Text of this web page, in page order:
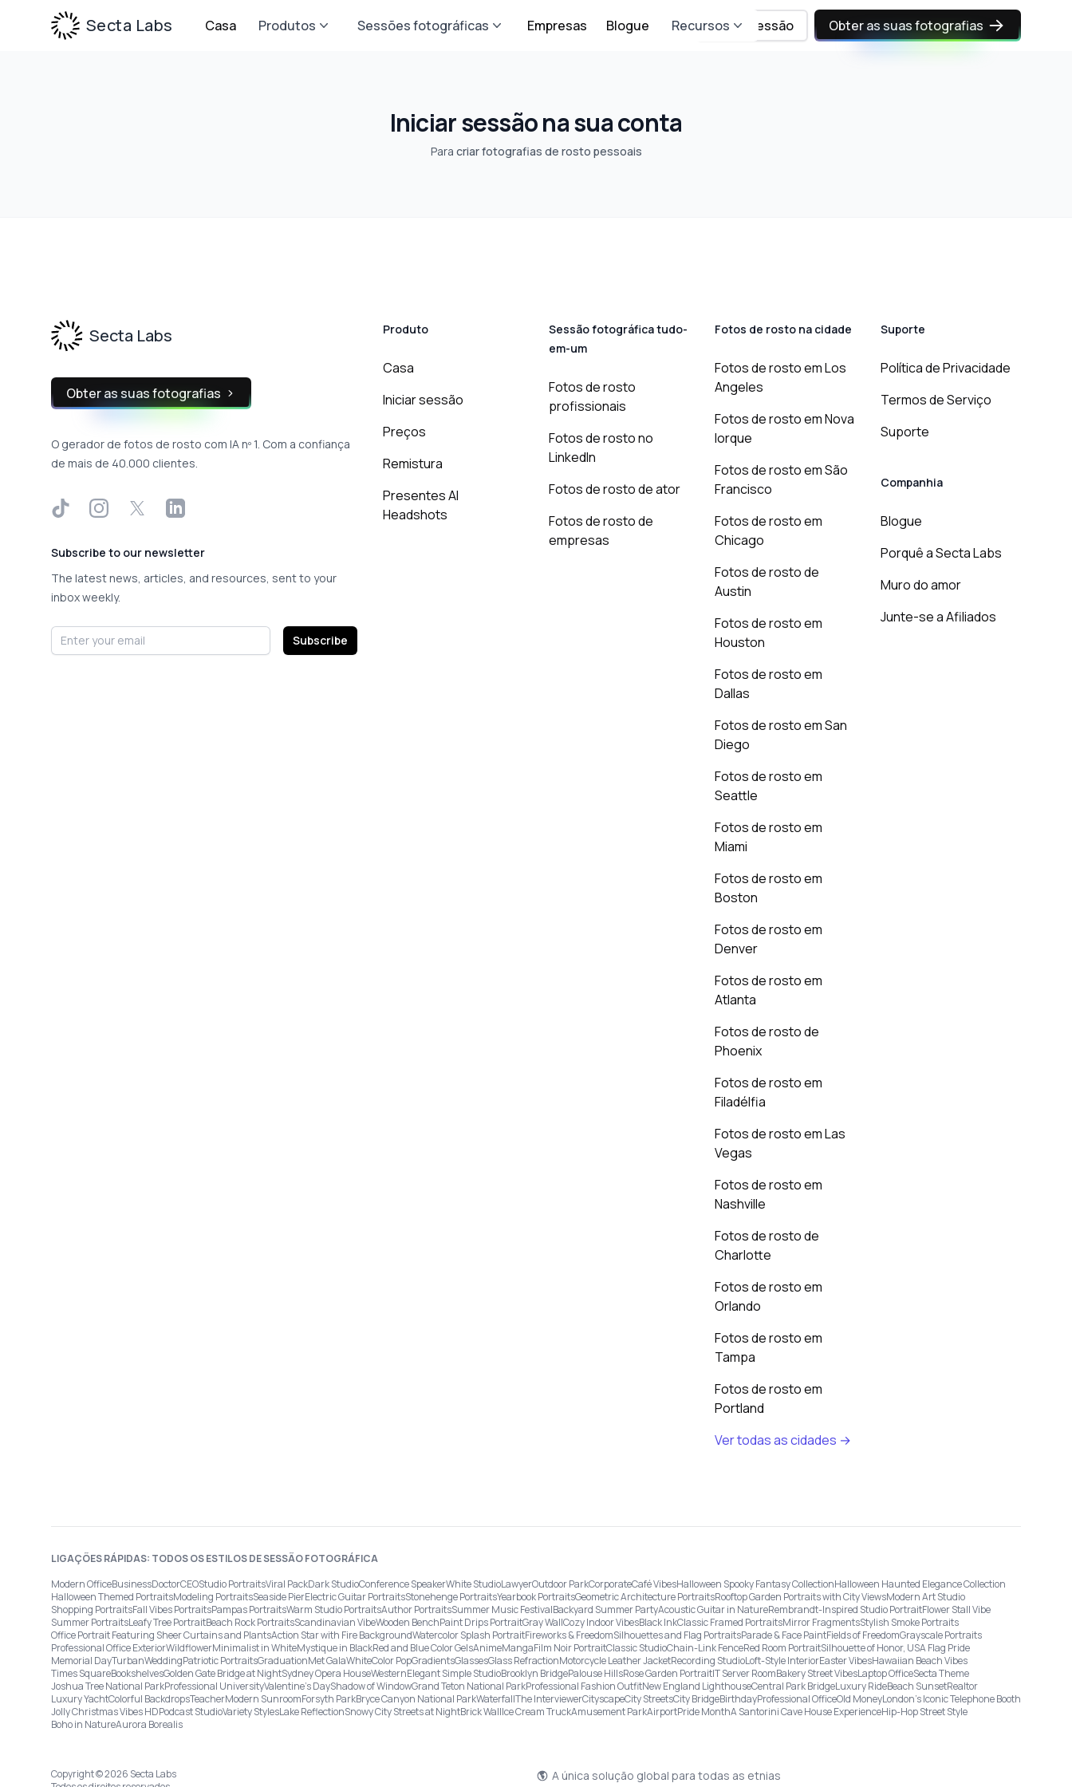
Secta Labs Casa Produtos Sessões fotográficas Empresas Blogue RecursosIniciar sessão Obter as suas fotografias
Iniciar sessão na sua conta
Para criar fotografias de rosto pessoais
Secta Labs
Obter as suas fotografias
O gerador de fotos de rosto com IA nº 1. Com a confiança
de mais de 40.000 clientes.
TikTokInstagram
X LinkedIn
Subscribe to our newsletter
The latest news, articles, and resources, sent to your
inbox weekly.
Email address Subscribe
Produto
Casa
Iniciar sessão
Preços
Remistura
Presentes AI
Headshots
Sessão fotográfica tudo-
em-um
Fotos de rosto
profissionais
Fotos de rosto no
LinkedIn
Fotos de rosto de ator
Fotos de rosto de
empresas
Fotos de rosto na cidade
Fotos de rosto em Los
Angeles
Fotos de rosto em Nova
Iorque
Fotos de rosto em São
Francisco
Fotos de rosto em
Chicago
Fotos de rosto de
Austin
Fotos de rosto em
Houston
Fotos de rosto em
Dallas
Fotos de rosto em San
Diego
Fotos de rosto em
Seattle
Fotos de rosto em
Miami
Fotos de rosto em
Boston
Fotos de rosto em
Denver
Fotos de rosto em
Atlanta
Fotos de rosto de
Phoenix
Fotos de rosto em
Filadélfia
Fotos de rosto em Las
Vegas
Fotos de rosto em
Nashville
Fotos de rosto de
Charlotte
Fotos de rosto em
Orlando
Fotos de rosto em
Tampa
Fotos de rosto em
Portland
Ver todas as cidades →
Suporte
Política de Privacidade
Termos de Serviço
Suporte
Companhia
Blogue
Porquê a Secta Labs
Muro do amor
Junte-se a Afiliados
LIGAÇÕES RÁPIDAS: TODOS OS ESTILOS DE SESSÃO FOTOGRÁFICA
Modern OfficeBusinessDoctorCEOStudio PortraitsViral PackDark StudioConference SpeakerWhite StudioLawyerOutdoor ParkCorporateCafé VibesHalloween Spooky Fantasy CollectionHalloween Haunted Elegance Collection
Halloween Themed PortraitsModeling PortraitsSeaside PierElectric Guitar PortraitsStonehenge PortraitsYearbook PortraitsGeometric Architecture PortraitsRooftop Garden Portraits with City ViewsModern Art Studio
Shopping PortraitsFall Vibes PortraitsPampas PortraitsWarm Studio PortraitsAuthor PortraitsSummer Music FestivalBackyard Summer PartyAcoustic Guitar in NatureRembrandt-Inspired Studio PortraitFlower Stall Vibe
Summer PortraitsLeafy Tree PortraitBeach Rock PortraitsScandinavian VibeWooden BenchPaint Drips PortraitGray WallCozy Indoor VibesBlack InkClassic Framed PortraitsMirror FragmentsStylish Smoke Portraits
Office Portrait Featuring Sheer Curtains and PlantsAction Star with Fire BackgroundWatercolor Splash PortraitFireworks & FreedomSilhouettes and Flag PortraitsParade & Face PaintFields of FreedomGrayscale Portraits
Professional Office ExteriorWildflowerMinimalist in WhiteMystique in BlackRed and Blue Color GelsAnimeMangaFilm Noir PortraitClassic StudioChain-Link FenceRed Room PortraitSilhouette of Honor, USA Flag Pride
Memorial DayTurbanWeddingPatriotic PortraitsGraduationMet GalaWhiteColor PopGradientsGlassesGlass RefractionMotorcycle Leather JacketRecording StudioLoft-Style InteriorEaster VibesHawaiian Beach Vibes
Times SquareBookshelvesGolden Gate Bridge at NightSydney Opera HouseWesternElegant Simple StudioBrooklyn BridgePalouse HillsRose Garden PortraitIT Server RoomBakery Street VibesLaptop OfficeSecta Theme
Joshua Tree National ParkProfessional UniversityValentine's DayShadow of WindowGrand Teton National ParkProfessional Fashion OutfitNew England LighthouseCentral Park BridgeLuxury RideBeach SunsetRealtor
Luxury YachtColorful BackdropsTeacherModern SunroomForsyth ParkBryce Canyon National ParkWaterfallThe InterviewerCityscapeCity StreetsCity BridgeBirthdayProfessional OfficeOld MoneyLondon’s Iconic Telephone Booth
Jolly Christmas Vibes HDPodcast StudioVariety StylesLake ReflectionSnowy City Streets at NightBrick WallIce Cream TruckAmusement ParkAirportPride MonthA Santorini Cave House ExperienceHip-Hop Street Style
Boho in NatureAurora Borealis
Copyright © 2026 Secta Labs
A única solução global para todas as etnias